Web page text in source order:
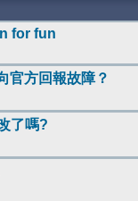
for fun
官方回報故障？
了嗎?